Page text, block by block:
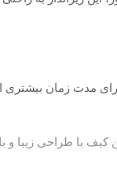
برای مدت زمان
با طراحی زیبا و